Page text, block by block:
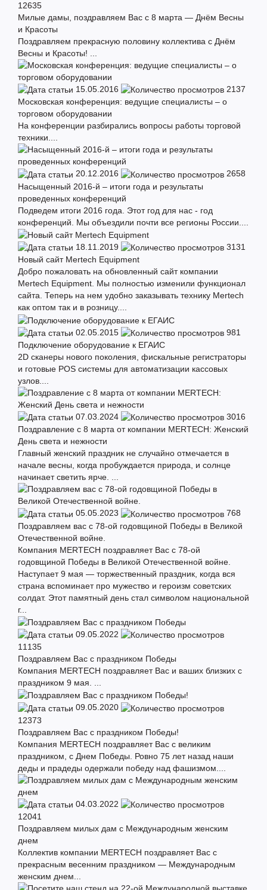
12635
Милые дамы, поздравляем Вас с 8 марта — Днём Весны
и Красоты
Поздравляем прекрасную половину коллектива с Днём
Весны и Красоты! ...
15.05.2016
2137
Московская конференция: ведущие специалисты – о
торговом оборудовании
На конференции разбирались вопросы работы торговой
техники....
20.12.2016
2658
Насыщенный 2016-й – итоги года и результаты
проведенных конференций
Подведем итоги 2016 года. Этот год для нас - год
конференций. Мы объездили почти все регионы России....
18.11.2019
3131
Новый сайт Mertech Equipment
Добро пожаловать на обновленный сайт компании
Mertech Equipment. Мы полностью изменили функционал
сайта. Теперь на нем удобно заказывать технику Mertech
как оптом так и в розницу....
02.05.2015
981
Подключение оборудование к ЕГАИС
2D сканеры нового поколения, фискальные регистраторы
и готовые POS системы для автоматизации кассовых
узлов....
07.03.2024
3016
Поздравление с 8 марта от компании MERTECH: Женский
День света и нежности
Главный женский праздник не случайно отмечается в
начале весны, когда пробуждается природа, и солнце
начинает светить ярче. ...
05.05.2023
768
Поздравляем вас с 78-ой годовщиной Победы в Великой
Отечественной войне.
Компания MERTECH поздравляет Вас с 78-ой
годовщиной Победы в Великой Отечественной войне.
Наступает 9 мая — торжественный праздник, когда вся
страна вспоминает про мужество и героизм советских
солдат. Этот памятный день стал символом национальной
г...
09.05.2022
11135
Поздравляем Вас с праздником Победы
Компания MERTECH поздравляет Вас и ваших близких с
праздником 9 мая. ...
09.05.2020
12373
Поздравляем Вас с праздником Победы!
Компания MERTECH поздравляет Вас с великим
праздником, с Днем Победы. Ровно 75 лет назад наши
деды и прадеды одержали победу над фашизмом....
04.03.2022
12041
Поздравляем милых дам с Международным женским
днем
Коллектив компании MERTECH поздравляет Вас с
прекрасным весенним праздником — Международным
женским днем...